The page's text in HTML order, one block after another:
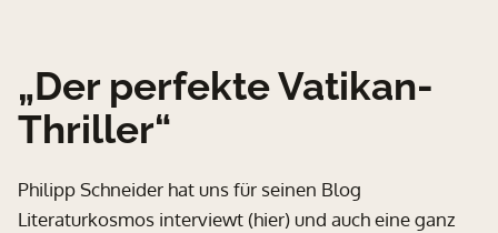
„Der perfekte Vatikan-
Thriller“
Philipp Schneider hat uns für seinen Blog
Literaturkosmos interviewt (hier) und auch eine ganz